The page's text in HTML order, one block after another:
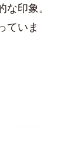
印象。
ていま